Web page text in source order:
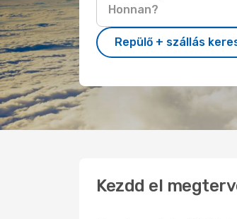
Repülő + szállás
Kezdd el